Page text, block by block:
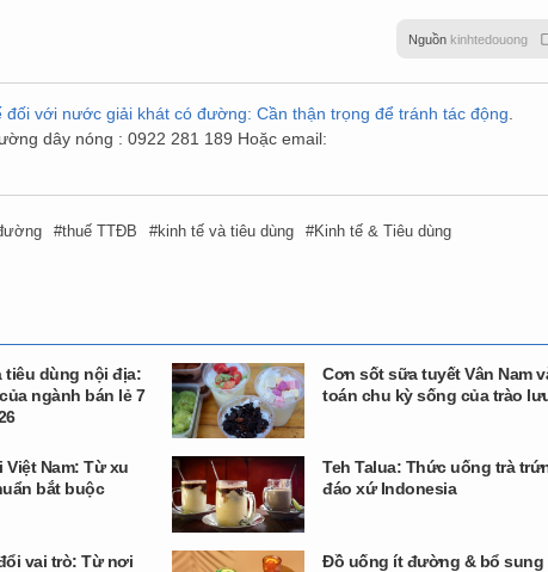
Nguồn kinhtedouong
đối với nước giải khát có đường: Cần thận trọng để tránh tác động
dây nóng : 0922 281 189 Hoặc email:
thuế TTĐB kinh tế và tiêu dùng
Kinh tế & Tiêu dùng
tiêu dùng nội địa:
ngành bán lẻ 7
Cơn sốt sữa tuyết Vân Nam
toán chu kỳ sống của trào
Nam: Từ xu
bắt buộc
Teh Talua: Thức uống trà
đáo xứ Indonesia
vai trò: Từ nơi Đồ uống ít đường & bổ sung